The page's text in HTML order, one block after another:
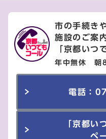
市の手続き
施設のご案
「京都いつ
年中無休 朝
電話：
「京都い
ペ